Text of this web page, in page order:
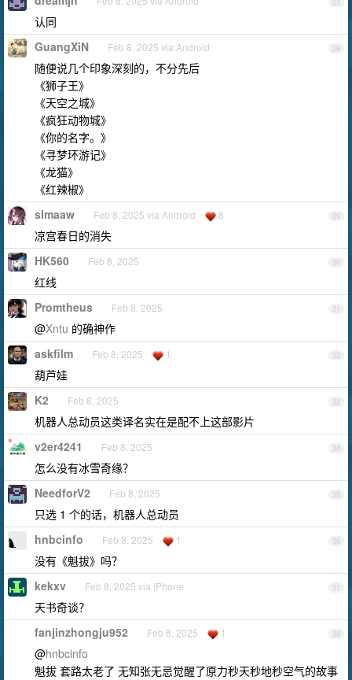
27
认同
28
GuangXiN Feb 8, 2025 via Android
随便说几个印象深刻的，不分先后
《狮子王》
《天空之城》
《疯狂动物城》
《你的名字。》
《寻梦环游记》
《龙猫》
《红辣椒》
29
slmaaw Feb 8, 2025 via Android 8
凉宫春日的消失
30
HK560 Feb 8, 2025
红线
31
Promtheus Feb 8, 2025
@Xntu 的确神作
32
askfilm Feb 8, 2025 1
葫芦娃
33
K2 Feb 8, 2025
机器人总动员这类译名实在是配不上这部影片
34
v2er4241 Feb 8, 2025
怎么没有冰雪奇缘？
35
NeedforV2 Feb 8, 2025
只选 1 个的话，机器人总动员
36
hnbcinfo Feb 8, 2025 1
没有《魁拔》吗？
37
kekxv Feb 8, 2025 via iPhone
天书奇谈？
38
fanjinzhongju952 Feb 8, 2025 1
@hnbcinfo
魁拔 套路太老了 无知张无忌觉醒了原力秒天秒地秒空气的故事